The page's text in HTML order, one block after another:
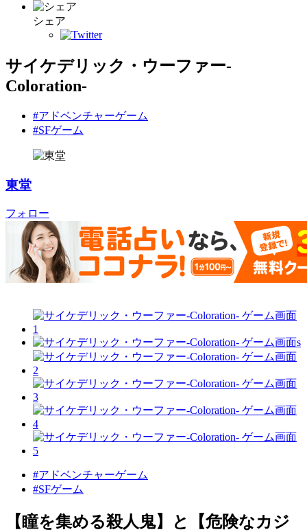
シェア
サイケデリック・ウーファー-
Coloration-
#アドベンチャーゲーム
#SFゲーム
東堂
フォロー
#アドベンチャーゲーム
#SFゲーム
【瞳を集める殺人鬼】と【危険なカジ